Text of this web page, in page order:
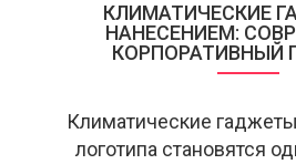
КЛИМАТИЧЕСКИЕ
НАНЕСЕНИЕМ:
КОРПОРАТИВНЫЙ
Климатические
логотипа становятся